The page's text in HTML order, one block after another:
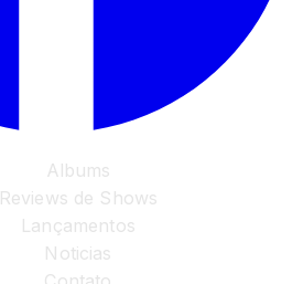
Albums
Reviews de Shows
Lançamentos
Noticias